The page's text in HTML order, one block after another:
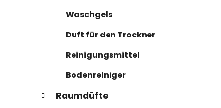
Waschgels
Duft für den Trockner
Reinigungsmittel
Bodenreiniger
Raumdüfte